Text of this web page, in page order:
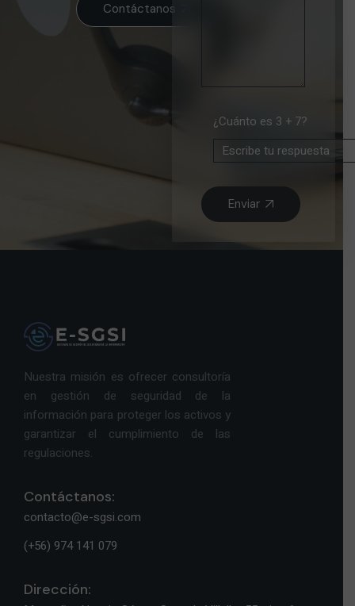
Contáctanos
¿Cuánto es 3 + 7?
Enviar
Nuestra misión es ofrecer consultoría
en gestión de seguridad de la
información para proteger los activos y
garantizar el cumplimiento de las
regulaciones.
Contáctanos:
contacto@e-sgsi.com
(+56) 974 141 079
Dirección: